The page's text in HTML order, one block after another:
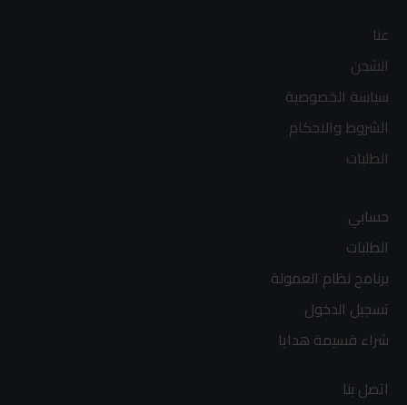
عنا
الشحن
سياسة الخصوصية
الشروط والاحكام
الطلبات
حسابي
الطلبات
برنامج نظام العمولة
تسجيل الدخول
شراء قسيمة هدايا
اتصل بنا